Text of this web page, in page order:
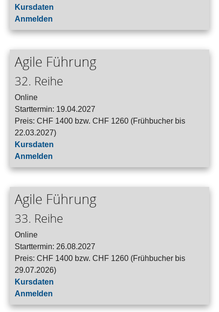
Kursdaten
Anmelden
Agile Führung
32. Reihe
Online
Starttermin: 19.04.2027
Preis: CHF 1400 bzw. CHF 1260 (Frühbucher bis
22.03.2027)
Kursdaten
Anmelden
Agile Führung
33. Reihe
Online
Starttermin: 26.08.2027
Preis: CHF 1400 bzw. CHF 1260 (Frühbucher bis
29.07.2026)
Kursdaten
Anmelden